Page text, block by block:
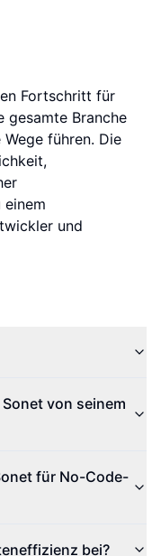
Fortschritt für
gesamte Branche
führen. Die
und
von seinem
für No-Code-
bei?